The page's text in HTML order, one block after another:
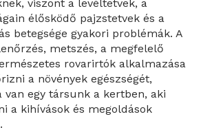
viszont a levéltetvek, a
élősködő pajzstetvek és a
betegsége gyakori problémák. A
metszés, a megfelelő
rovarirtók alkalmazása
a növények egészségét,
van egy társunk a kertben, aki
a kihívások és megoldások